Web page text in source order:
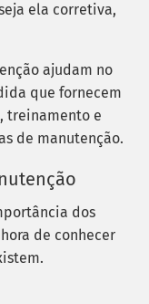
ela corretiva,
ajudam no
que fornecem
treinamento e
de manutenção.
dos
de conhecer